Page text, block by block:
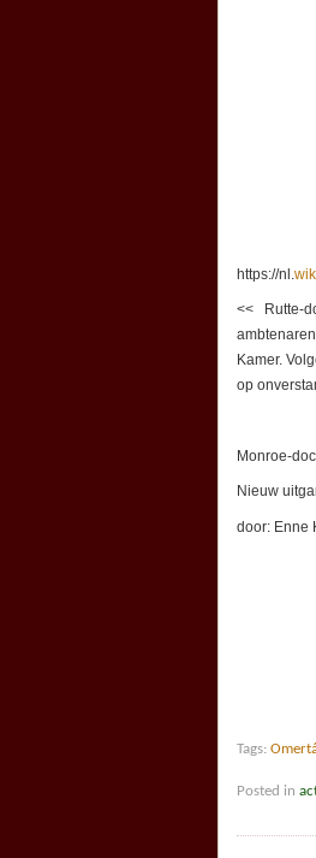
https://nl.
<< Rutte-
Kamer.
op
Monroe-
Nieuw
door: Enne
Tags:
Posted in